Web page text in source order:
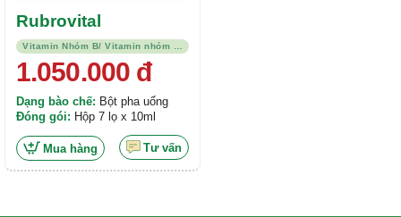
Rubrovital
1.050.000đ
Dạng bào chế:
Bột pha uống
Đóng gói: Hộp 7 lọ x 10ml
Mua hàng Tư vấn